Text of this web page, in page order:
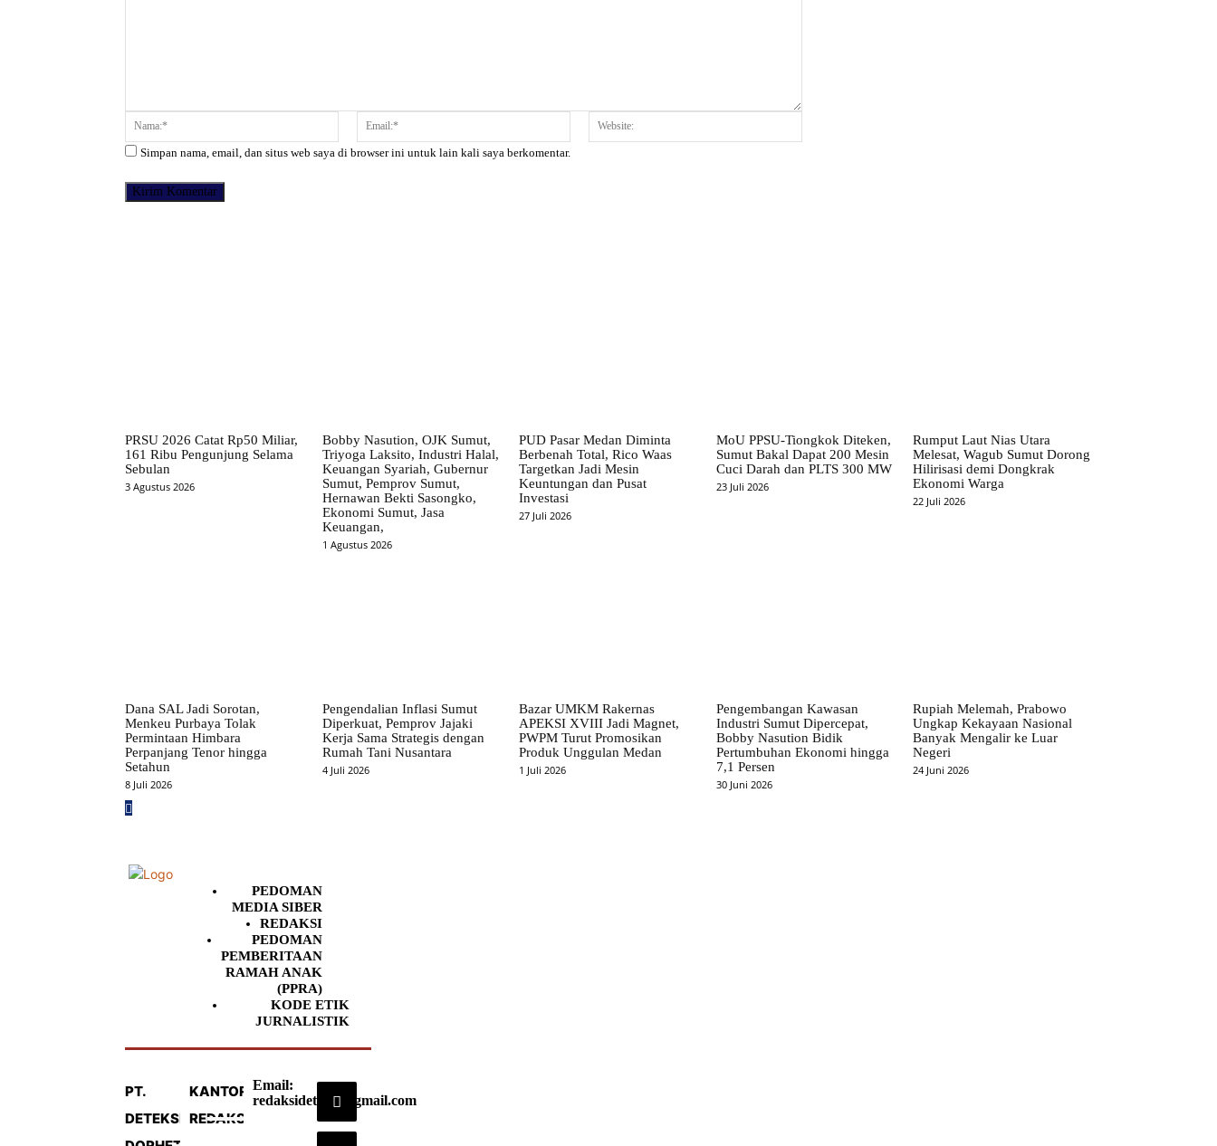
Komentar: Nama:* Email:*
Simpan nama, email, dan situs web saya di browser ini untuk lain kali saya berkomentar.
PRSU 2026 Catat Rp50 Miliar,
161 Ribu Pengunjung Selama
Sebulan
3 Agustus 2026
Bobby Nasution, OJK Sumut,
Triyoga Laksito, Industri Halal,
Keuangan Syariah, Gubernur
Sumut, Pemprov Sumut,
Hernawan Bekti Sasongko,
Ekonomi Sumut, Jasa
Keuangan,
1 Agustus 2026
PUD Pasar Medan Diminta
Berbenah Total, Rico Waas
Targetkan Jadi Mesin
Keuntungan dan Pusat
Investasi
27 Juli 2026
MoU PPSU-Tiongkok Diteken,
Sumut Bakal Dapat 200 Mesin
Cuci Darah dan PLTS 300 MW
23 Juli 2026
Rumput Laut Nias Utara
Melesat, Wagub Sumut Dorong
Hilirisasi demi Dongkrak
Ekonomi Warga
22 Juli 2026
Dana SAL Jadi Sorotan,
Menkeu Purbaya Tolak
Permintaan Himbara
Perpanjang Tenor hingga
Setahun
8 Juli 2026
Pengendalian Inflasi Sumut
Diperkuat, Pemprov Jajaki
Kerja Sama Strategis dengan
Rumah Tani Nusantara
4 Juli 2026
Bazar UMKM Rakernas
APEKSI XVIII Jadi Magnet,
PWPM Turut Promosikan
Produk Unggulan Medan
1 Juli 2026
Pengembangan Kawasan
Industri Sumut Dipercepat,
Bobby Nasution Bidik
Pertumbuhan Ekonomi hingga
7,1 Persen
30 Juni 2026
Rupiah Melemah, Prabowo
Ungkap Kekayaan Nasional
Banyak Mengalir ke Luar
Negeri
24 Juni 2026
PEDOMAN
MEDIA SIBER
REDAKSI
PEDOMAN
PEMBERITAAN
RAMAH ANAK
(PPRA)
KODE ETIK
JURNALISTIK
PT.
DETEKSI
KANTOR
REDAKSI
Email:
redaksideteksi@gmail.com